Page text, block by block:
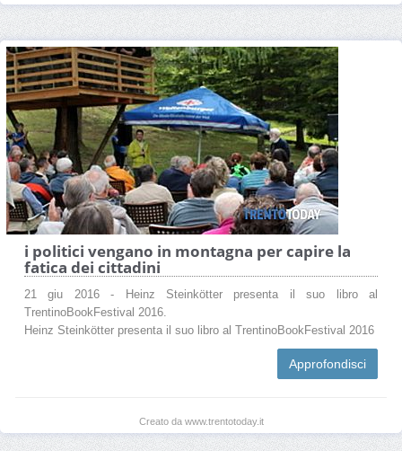
i politici vengano in montagna per capire la
fatica dei cittadini
21 giu 2016 - Heinz Steinkötter presenta il suo libro al
TrentinoBookFestival 2016.
Heinz Steinkötter presenta il suo libro al TrentinoBookFestival 2016
Approfondisci
Creato da www.trentotoday.it